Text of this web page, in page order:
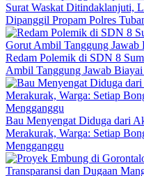
Surat Waskat Ditindaklanjuti,
Dipanggil Propam Polres
Redam Polemik di SDN 8
Ambil Tanggung Jawab Biayai
Bau Menyengat Diduga dari
Merakurak, Warga: Setiap
Mengganggu